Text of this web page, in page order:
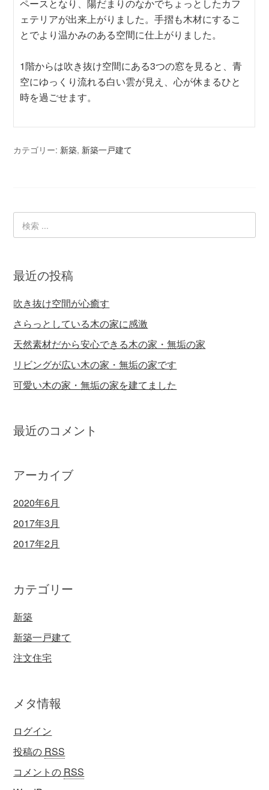
ペースとなり、陽だまりのなかでちょっとしたカフ
ェテリアが出来上がりました。手摺も木材にするこ
とでより温かみのある空間に仕上がりました。
1階からは吹き抜け空間にある3つの窓を見ると、青
空にゆっくり流れる白い雲が見え、心が休まるひと
時を過ごせます。
カテゴリー: 新築, 新築一戸建て
最近の投稿
吹き抜け空間が心癒す
さらっとしている木の家に感激
天然素材だから安心できる木の家・無垢の家
リビングが広い木の家・無垢の家です
可愛い木の家・無垢の家を建てました
最近のコメント
アーカイブ
2020年6月
2017年3月
2017年2月
カテゴリー
新築
新築一戸建て
注文住宅
メタ情報
ログイン
投稿の RSS
コメントの RSS